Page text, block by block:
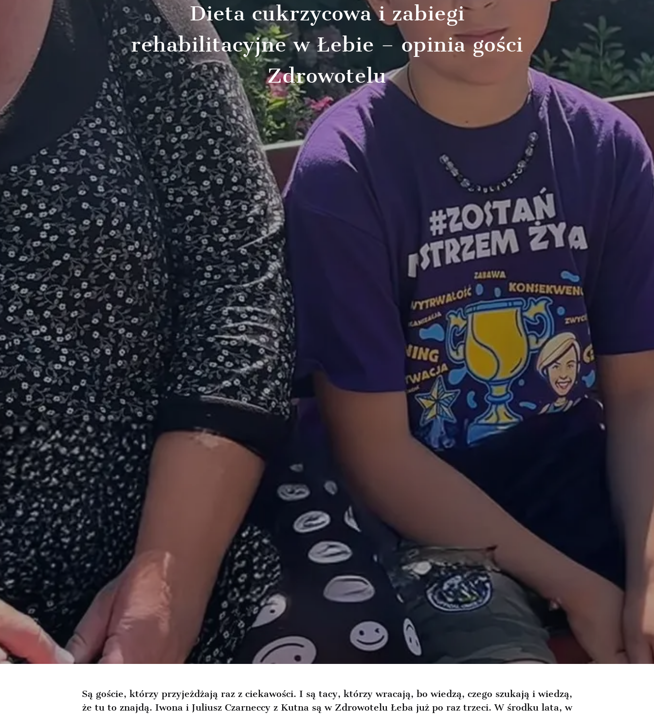
Dieta cukrzycowa i zabiegi
rehabilitacyjne w Łebie – opinia gości
Zdrowotelu
Są goście, którzy przyjeżdżają raz z ciekawości. I są tacy, którzy wracają, bo wiedzą, czego szukają i wiedzą,
że tu to znajdą. Iwona i Juliusz Czarneccy z Kutna są w Zdrowotelu Łeba już po raz trzeci. W środku lata, w